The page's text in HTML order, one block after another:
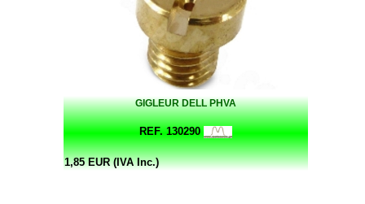
GIGLEUR DELL PHVA
REF. 130290
1,85 EUR (IVA Inc.)